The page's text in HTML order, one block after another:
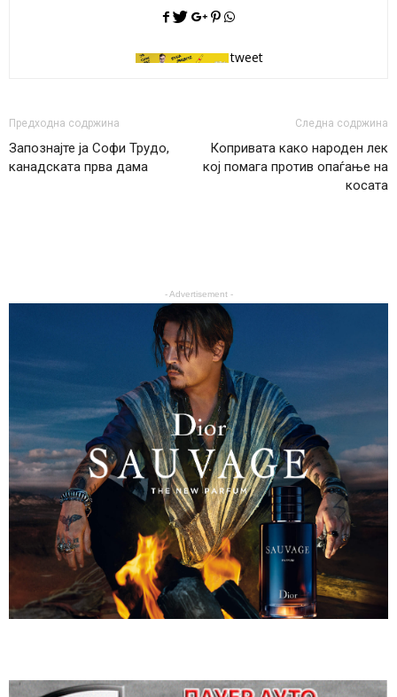
tweet
Предходна содржина
Запознајте ја Софи Трудо,
канадската прва дама
Следна содржина
Копривата како народен лек
кој помага против опаѓање на
косата
- Advertisement -